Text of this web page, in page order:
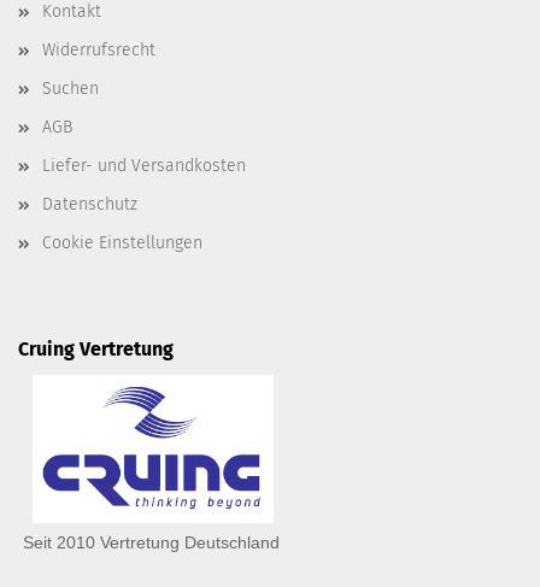
Kontakt
Widerrufsrecht
Suchen
AGB
Liefer- und Versandkosten
Datenschutz
Cookie Einstellungen
Cruing Vertretung
Seit 2010 Vertretung Deutschland